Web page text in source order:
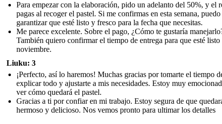
Para empezar con la elaboración, pido un adelanto del 50%, y el
pagas al recoger el pastel. Si me confirmas en esta semana, puedo
garantizar que esté listo y fresco para la fecha que necesitas.
Me parece excelente. Sobre el pago, ¿Cómo te gustaría
También quiero confirmar el tiempo de entrega para que esté listo
noviembre.
Liuku: 3
¡Perfecto, así lo haremos! Muchas gracias por tomarte el tiempo
explicar todo y ajustarte a mis necesidades. Estoy muy
ver cómo quedará el pastel.
Gracias a ti por confiar en mi trabajo. Estoy segura de que
hermoso y delicioso. Nos vemos pronto para ultimar los detalles